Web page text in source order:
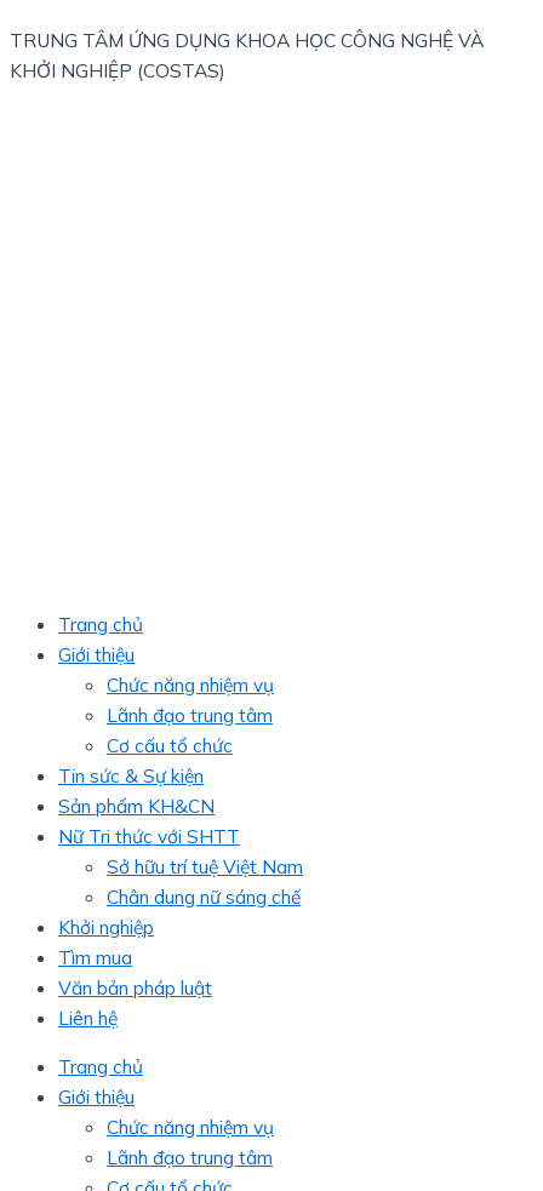
TRUNG TÂM ỨNG DỤNG KHOA HỌC CÔNG NGHỆ VÀ
KHỞI NGHIỆP (COSTAS)
Trang chủ
Giới thiệu
Chức năng nhiệm vụ
Lãnh đạo trung tâm
Cơ cấu tổ chức
Tin sức & Sự kiện
Sản phẩm KH&CN
Nữ Tri thức với SHTT
Sở hữu trí tuệ Việt Nam
Chân dung nữ sáng chế
Khởi nghiệp
Tìm mua
Văn bản pháp luật
Liên hệ
Trang chủ
Giới thiệu
Chức năng nhiệm vụ
Lãnh đạo trung tâm